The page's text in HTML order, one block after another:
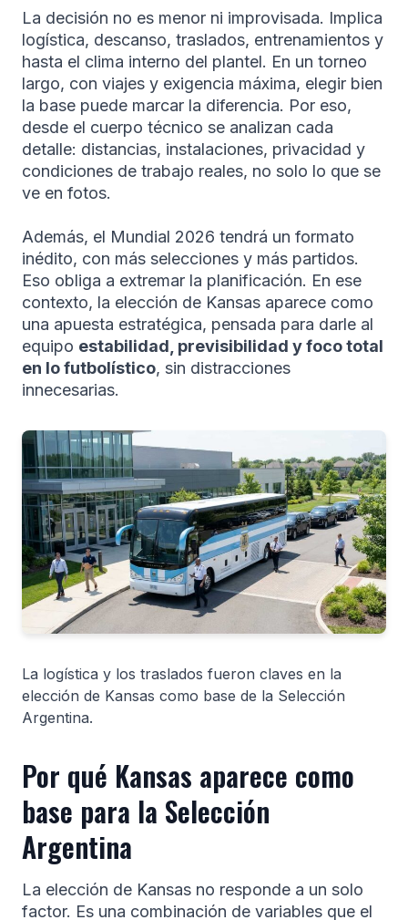
La decisión no es menor ni improvisada. Implica
logística, descanso, traslados, entrenamientos y
hasta el clima interno del plantel. En un torneo
largo, con viajes y exigencia máxima, elegir bien
la base puede marcar la diferencia. Por eso,
desde el cuerpo técnico se analizan cada
detalle: distancias, instalaciones, privacidad y
condiciones de trabajo reales, no solo lo que se
ve en fotos.
Además, el Mundial 2026 tendrá un formato
inédito, con más selecciones y más partidos.
Eso obliga a extremar la planificación. En ese
contexto, la elección de Kansas aparece como
una apuesta estratégica, pensada para darle al
equipo estabilidad, previsibilidad y foco total
en lo futbolístico, sin distracciones
innecesarias.
La logística y los traslados fueron claves en la
elección de Kansas como base de la Selección
Argentina.
Por qué Kansas aparece como
base para la Selección
Argentina
La elección de Kansas no responde a un solo
factor. Es una combinación de variables que el